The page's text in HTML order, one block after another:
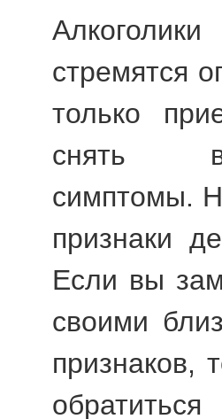
стремятся
только
снять
симптомы.
признаки
Если вы
своими
признаков,